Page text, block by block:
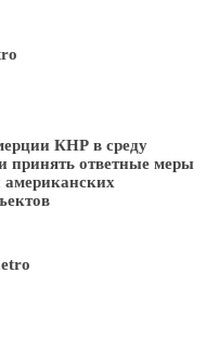
КНР в среду
принять ответные меры